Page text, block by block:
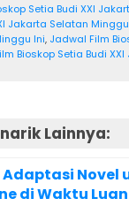
Setia Budi XXI
Jakarta Selatan
Ini, Jadwal Film
Bioskop Setia Budi
Lainnya:
Adaptasi Novel
di Waktu